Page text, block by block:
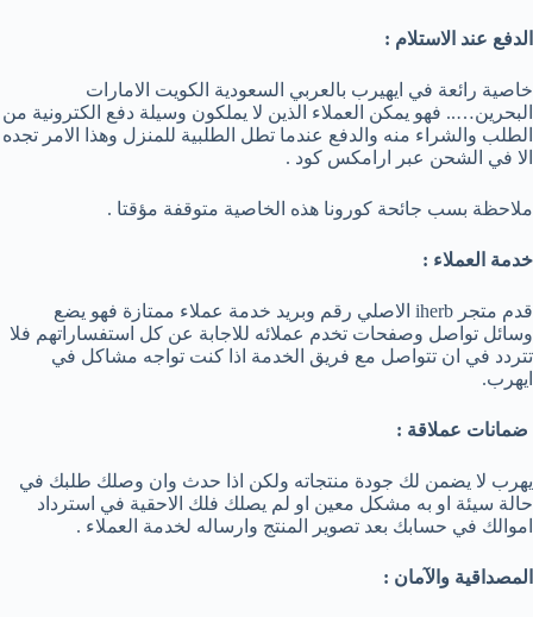
الدفع عند الاستلام :
خاصية رائعة في ايهيرب بالعربي السعودية الكويت الامارات
البحرين….. فهو يمكن العملاء الذين لا يملكون وسيلة دفع الكترونية من
الطلب والشراء منه والدفع عندما تطل الطلبية للمنزل وهذا الامر تجده
الا في الشحن عبر ارامكس كود .
ملاحظة بسب جائحة كورونا هذه الخاصية متوقفة مؤقتا .
خدمة العملاء :
قدم متجر iherb الاصلي رقم وبريد خدمة عملاء ممتازة فهو يضع
وسائل تواصل وصفحات تخدم عملائه للاجابة عن كل استفساراتهم فلا
تتردد في ان تتواصل مع فريق الخدمة اذا كنت تواجه مشاكل في
ايهرب.
ضمانات عملاقة :
يهرب لا يضمن لك جودة منتجاته ولكن اذا حدث وان وصلك طلبك في
حالة سيئة او به مشكل معين او لم يصلك فلك الاحقية في استرداد
اموالك في حسابك بعد تصوير المنتج وارساله لخدمة العملاء .
المصداقية والآمان :